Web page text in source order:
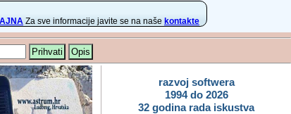
Za sve informacije javite se na naše kontakte
Prihvati Opis
razvoj softwera
1994 do 2026
32 godina rada iskustva